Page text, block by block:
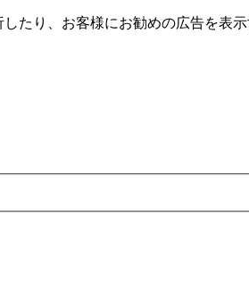
たり、お客様にお勧めの広告を表